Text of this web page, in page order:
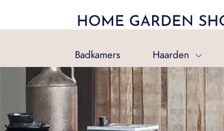
Badkamers Haarden